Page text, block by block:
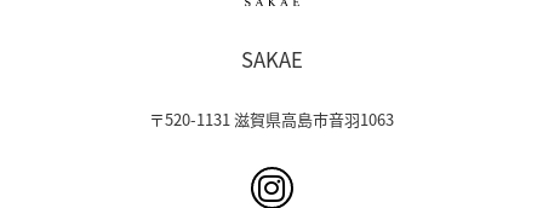
SAKAE
〒520-1131 滋賀県高島市音羽1063